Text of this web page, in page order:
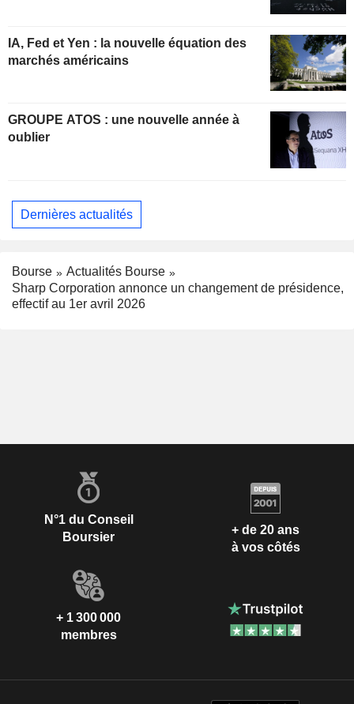
IA, Fed et Yen : la nouvelle équation des
marchés américains
GROUPE ATOS : une nouvelle année à
oublier
Dernières actualités
Bourse
Actualités Bourse
Sharp Corporation annonce un changement de présidence,
effectif au 1er avril 2026
N°1 du Conseil
Boursier
+ de 20 ans
à vos côtés
+ 1 300 000
membres